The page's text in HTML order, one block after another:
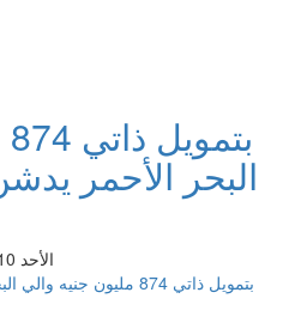
البحر الأحمر
الأحد 10 مايو 2026 09:59 مساءً